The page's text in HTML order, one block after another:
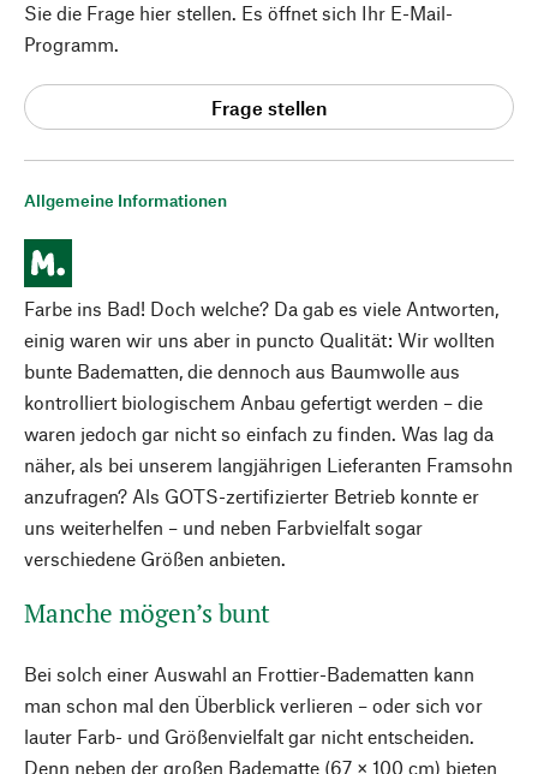
Allgemeine Informationen
Farbe ins Bad! Doch welche? Da gab es viele Antworten,
einig waren wir uns aber in puncto Qualität: Wir wollten
bunte Badematten, die dennoch aus Baumwolle aus
kontrolliert biologischem Anbau gefertigt werden – die
waren jedoch gar nicht so einfach zu finden. Was lag da
näher, als bei unserem langjährigen Lieferanten Framsohn
anzufragen? Als GOTS-zertifizierter Betrieb konnte er
uns weiterhelfen – und neben Farbvielfalt sogar
verschiedene Größen anbieten.
Manche mögen’s bunt
Bei solch einer Auswahl an Frottier-Badematten kann
man schon mal den Überblick verlieren – oder sich vor
lauter Farb- und Größenvielfalt gar nicht entscheiden.
Denn neben der großen Badematte (67 × 100 cm) bieten
Sie die Frage hier stellen. Es öffnet sich Ihr E-Mail-
Programm.
Frage stellen